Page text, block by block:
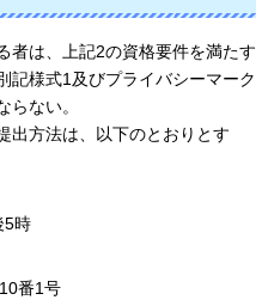
者は、上記2の資格要件を満たす
記様式1及びプライバシーマーク
らない。
出方法は、以下のとおりとす
5時
番1号